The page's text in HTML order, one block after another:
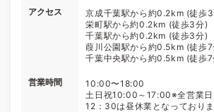
アクセス
京成千葉駅から約0.2km (徒歩
栄町駅から約0.2km (徒歩3分)
千葉駅から約0.2km (徒歩3分)
葭川公園駅から約0.5km (徒歩7
千葉中央駅から約0.5km (徒歩7
営業時間
10:00〜18:00
土日祝10:00～17:00※全営業日
12：30は昼休業となっておりま